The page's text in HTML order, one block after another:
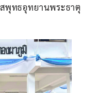
สพุทธอุทยานพระธาตุ